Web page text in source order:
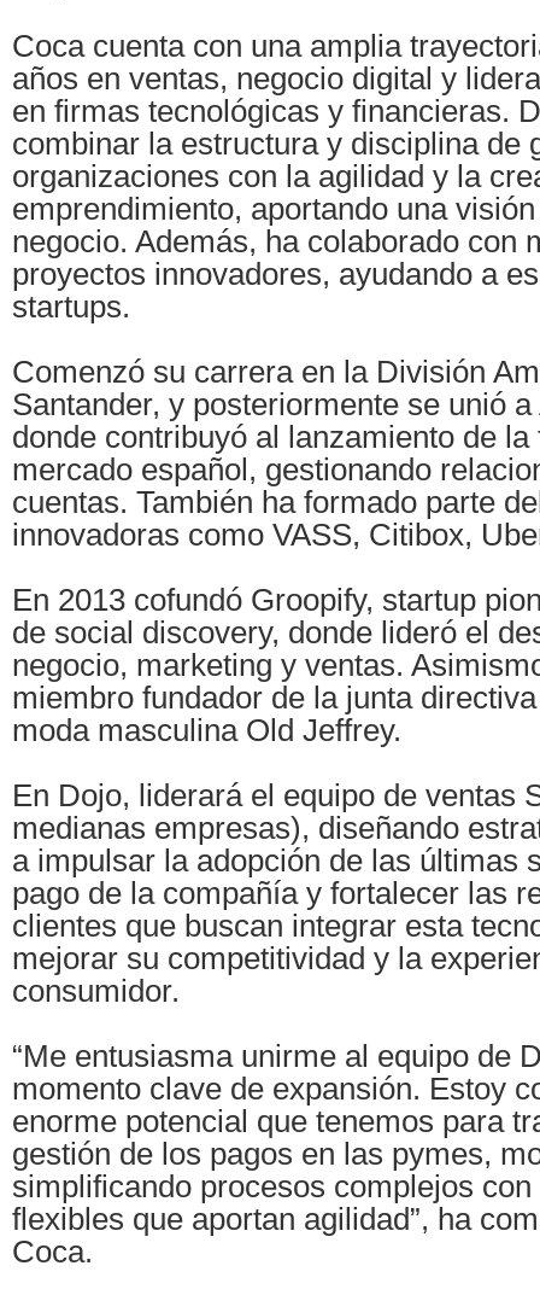
Coca cuenta con una amplia
años en ventas, negocio digital y
en firmas tecnológicas y financieras.
combinar la estructura y disciplina de
organizaciones con la agilidad y la
emprendimiento, aportando una
negocio. Además, ha colaborado con
proyectos innovadores, ayudando a
startups.
Comenzó su carrera en la División
Santander, y posteriormente se unió
donde contribuyó al lanzamiento de la
mercado español, gestionando
cuentas. También ha formado parte
innovadoras como VASS, Citibox,
En 2013 cofundó Groopify, startup
de social discovery, donde lideró el
negocio, marketing y ventas.
miembro fundador de la junta
moda masculina Old Jeffrey.
En Dojo, liderará el equipo de ventas
medianas empresas), diseñando
a impulsar la adopción de las últimas
pago de la compañía y fortalecer las
clientes que buscan integrar esta
mejorar su competitividad y la
consumidor.
“Me entusiasma unirme al equipo de
momento clave de expansión. Estoy
enorme potencial que tenemos para
gestión de los pagos en las pymes,
simplificando procesos complejos
flexibles que aportan agilidad”, ha
Coca.